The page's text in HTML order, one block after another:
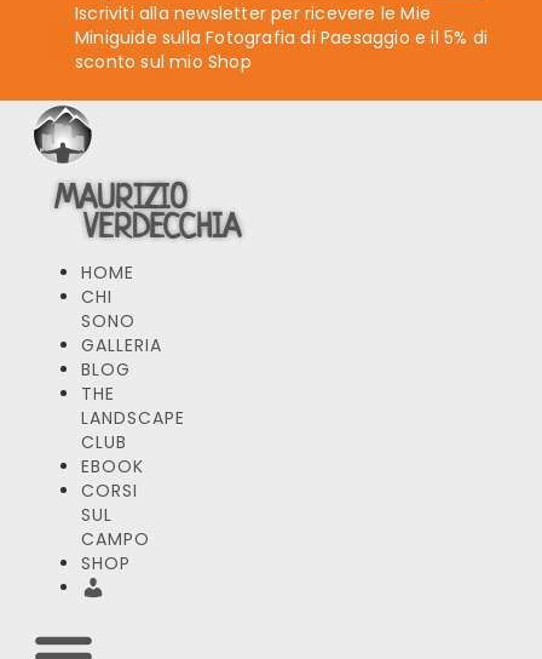
Iscriviti alla newsletter per ricevere le Mie
Miniguide sulla Fotografia di Paesaggio e il 5% di
sconto sul mio Shop
MAURIZIO
VERDECCHIA
HOME
CHI
SONO
GALLERIA
BLOG
THE
LANDSCAPE
CLUB
EBOOK
CORSI
SUL
CAMPO
SHOP